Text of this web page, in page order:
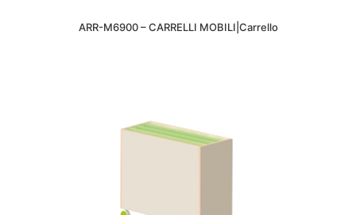
ARR-M6900 – CARRELLI MOBILI|Carrello